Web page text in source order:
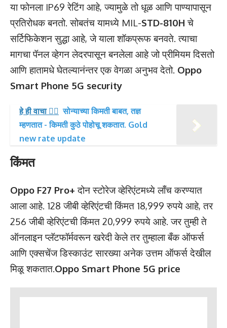
या फोनला IP69 रेटिंग आहे, ज्यामुळे तो धूळ आणि पाण्यापासून
प्रतिरोधक बनतो. सोबतंच यामध्ये MIL-STD-810H चे
सर्टिफिकेशन सुद्धा आहे, जे याला शॉकप्रूफ बनवते. त्याचा
मागचा पॅनल व्हेगन लेदरपासून बनलेला आहे जो प्रीमियम दिसतो
आणि हातामधे घेतल्यानंन्तर एक वेगळा अनुभव देतो. Oppo
Smart Phone 5G security
हे ही वाचा 👉🏻 सोन्याच्या किमती बाबत, तज्ञ
म्हणतात - किमती कुठे पोहोचू शकतात. Gold
new rate update
किंमत
Oppo F27 Pro+ दोन स्टोरेज व्हेरिएंटमध्ये लाँच करण्यात
आला आहे. 128 जीबी व्हेरिएंटची किंमत 18,999 रुपये आहे, तर
256 जीबी व्हेरिएंटची किंमत 20,999 रुपये आहे. जर तुम्ही ते
ऑनलाइन प्लॅटफॉर्मवरून खरेदी केले तर तुम्हाला बँक ऑफर्स
आणि एक्सचेंज डिस्काउंट सारख्या अनेक उत्तम ऑफर्स देखील
मिळू शकतात.Oppo Smart Phone 5G price